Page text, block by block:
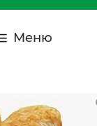
Меню